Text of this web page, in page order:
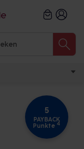
5
PAYBACK
Punkte 4